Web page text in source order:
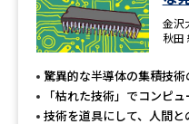
金沢
秋田
驚異的な半導体の集積技術
「枯れた技術」でコンピ
技術を道具にして、人間